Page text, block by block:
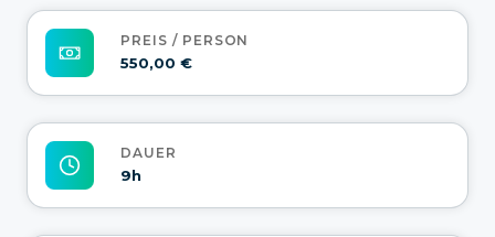
PREIS / PERSON
550,00 €
DAUER
9h